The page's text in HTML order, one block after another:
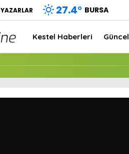
YAZARLAR 27.4° BURSA
Kestel Haberleri Güncel